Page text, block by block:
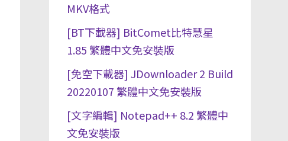
MKV格式
[BT下載器] BitComet比特慧星
1.85 繁體中文免安裝版
[免空下載器] JDownloader 2 Build
20220107 繁體中文免安裝版
[文字編輯] Notepad++ 8.2 繁體中
文免安裝版